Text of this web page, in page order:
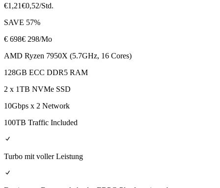
€1,21€0,52/Std.
SAVE 57%
€ 698€ 298/Mo
AMD Ryzen 7950X (5.7GHz, 16 Cores)
128GB ECC DDR5 RAM
2 x 1TB NVMe SSD
10Gbps x 2 Network
100TB Traffic Included
Turbo mit voller Leistung